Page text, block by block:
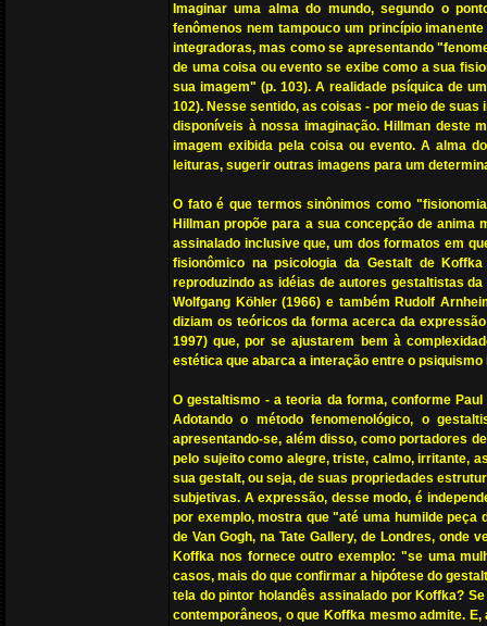
Imaginar uma alma do mundo, segundo o
fenômenos nem tampouco um princípio
integradoras, mas como se apresentando
de uma coisa ou evento se exibe como a sua
sua imagem" (p. 103). A realidade psíquica de
102). Nesse sentido, as coisas - por meio de
disponíveis à nossa imaginação. Hillman deste
imagem exibida pela coisa ou evento. A alma
leituras, sugerir outras imagens para um
O fato é que termos sinônimos como
Hillman propõe para a sua concepção de
assinalado inclusive que, um dos formatos em
fisionômico na psicologia da Gestalt de
reproduzindo as idéias de autores gestaltistas
Wolfgang Köhler (1966) e também Rudolf
diziam os teóricos da forma acerca da
1997) que, por se ajustarem bem à
estética que abarca a interação entre o
O gestaltismo - a teoria da forma, conforme
Adotando o método fenomenológico, o
apresentando-se, além disso, como portadores
pelo sujeito como alegre, triste, calmo, irritante,
sua gestalt, ou seja, de suas propriedades
subjetivas. A expressão, desse modo, é
por exemplo, mostra que "até uma humilde
de Van Gogh, na Tate Gallery, de Londres,
Koffka nos fornece outro exemplo: "se uma
casos, mais do que confirmar a hipótese do
tela do pintor holandês assinalado por Koffka?
contemporâneos, o que Koffka mesmo admite.